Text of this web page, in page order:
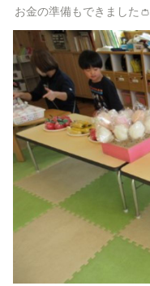
お金の準備もできました👛